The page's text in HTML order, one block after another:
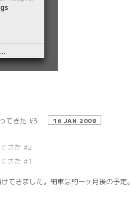
てきた #3 16 JAN 2008
きた #2
きた #1
てきました。納車は約一ヶ月後の予定。